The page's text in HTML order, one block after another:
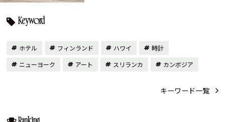
Keyword
ホテル フィンランド ハワイ
時計
ニューヨーク
アート スリランカ カンボジア
キーワード一覧